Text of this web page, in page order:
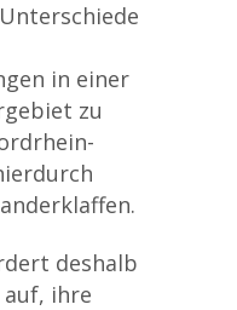
in einer
zu
deshalb
ihre